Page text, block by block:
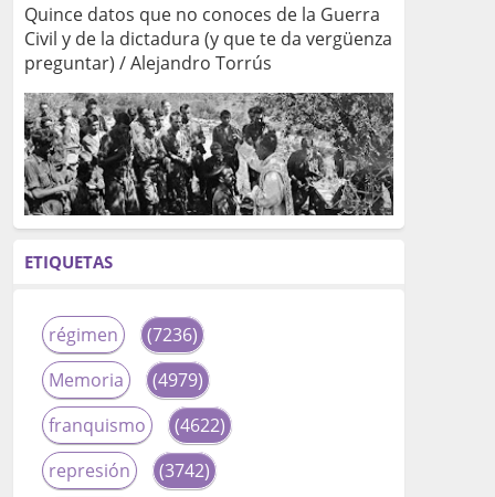
Quince datos que no conoces de la Guerra
Civil y de la dictadura (y que te da vergüenza
preguntar) / Alejandro Torrús
ETIQUETAS
régimen
(7236)
Memoria
(4979)
franquismo
(4622)
represión
(3742)